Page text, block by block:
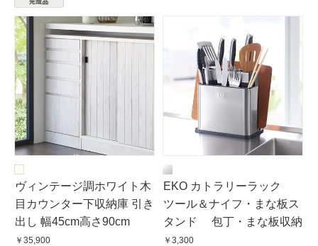
ヴィンテージ調ホワイト木
目カウンター下収納庫 引き
出し 幅45cm高さ90cm
￥35,900
EKO カトラリーラック
ツール＆ナイフ・まな板ス
タンド 包丁・まな板収納
￥3,300